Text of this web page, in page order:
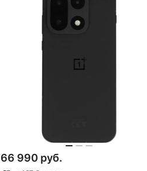
Товар под заказ
66 990 руб.